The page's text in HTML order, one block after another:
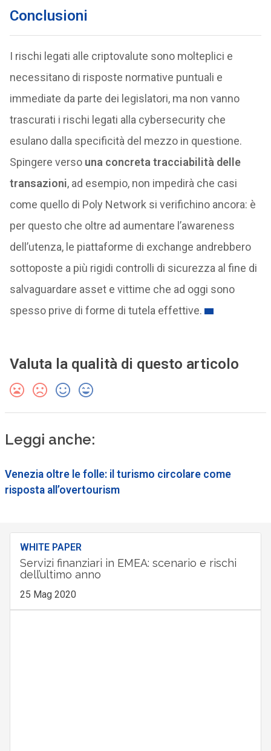
Conclusioni
I rischi legati alle criptovalute sono molteplici e
necessitano di risposte normative puntuali e
immediate da parte dei legislatori, ma non vanno
trascurati i rischi legati alla cybersecurity che
esulano dalla specificità del mezzo in questione.
Spingere verso una concreta tracciabilità delle
transazioni, ad esempio, non impedirà che casi
come quello di Poly Network si verifichino ancora: è
per questo che oltre ad aumentare l’awareness
dell’utenza, le piattaforme di exchange andrebbero
sottoposte a più rigidi controlli di sicurezza al fine di
salvaguardare asset e vittime che ad oggi sono
spesso prive di forme di tutela effettive.
Valuta la qualità di questo articolo
Leggi anche:
Venezia oltre le folle: il turismo circolare come
risposta all’overtourism
WHITE PAPER
Servizi finanziari in EMEA: scenario e rischi
dell’ultimo anno
25 Mag 2020